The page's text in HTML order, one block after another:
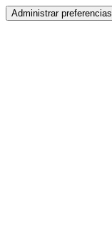
Administrar preferencias